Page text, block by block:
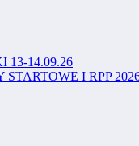
13-14.09.26
I RPP